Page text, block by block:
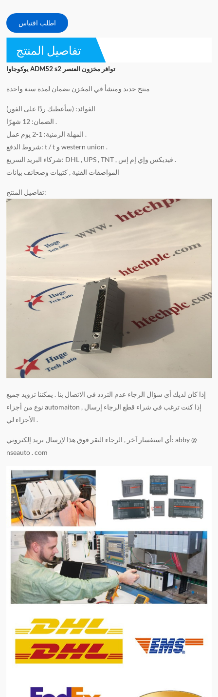
اطلب اقتباس
تفاصيل المنتج
يوكوجاوا ADM52 s2 توافر مخزون العنصر
منتج جديد ومنشأ في المخزن بضمان لمدة سنة واحدة
الفوائد: (سأعطيك ردًا على الفور)
الضمان: 12 شهرًا .
المهلة الزمنية: 1-2 يوم عمل .
شروط الدفع: t / t و western union .
شركاء البريد السريع: DHL , UPS , TNT , فيديكس وإي إم إس .
المواصفات الفنية , كتيبات وصحائف بيانات
تفاصيل المنتج:
إذا كان لديك أي سؤال الرجاء عدم التردد في الاتصال بنا . يمكننا تزويد جميع
نوع من أجزاء automaiton , إذا كنت ترغب في شراء قطع الرجاء إرسال
الأجزاء لي .
أي استفسار آخر , الرجاء النقر فوق هذا لإرسال بريد إلكتروني: abby @
nseauto . com